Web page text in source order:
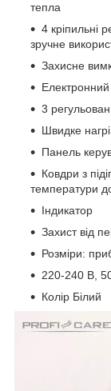
тепла
4 кріпильні
зручне
Захисне
3
Швидке
Панель
Ковдри з
температури
Індикатор
Захист від
Розміри:
220-240 В,
Колір Білий